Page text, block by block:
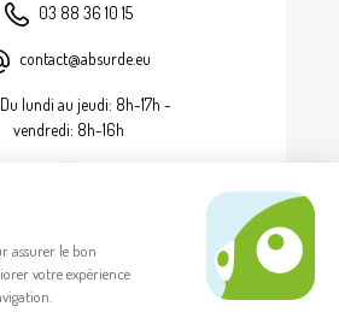
03 88 36 10 15
contact@absurde.eu
Du lundi au jeudi: 8h-17h -
vendredi: 8h-16h